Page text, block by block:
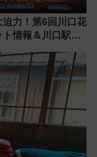
力！第6回川口花
情報＆川口駅か